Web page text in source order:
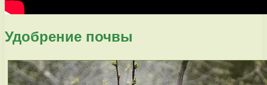
Удобрение почвы